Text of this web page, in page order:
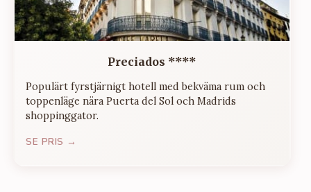
Preciados ****
Populärt fyrstjärnigt hotell med bekväma rum och
toppenläge nära Puerta del Sol och Madrids
shoppinggator.
SE PRIS →